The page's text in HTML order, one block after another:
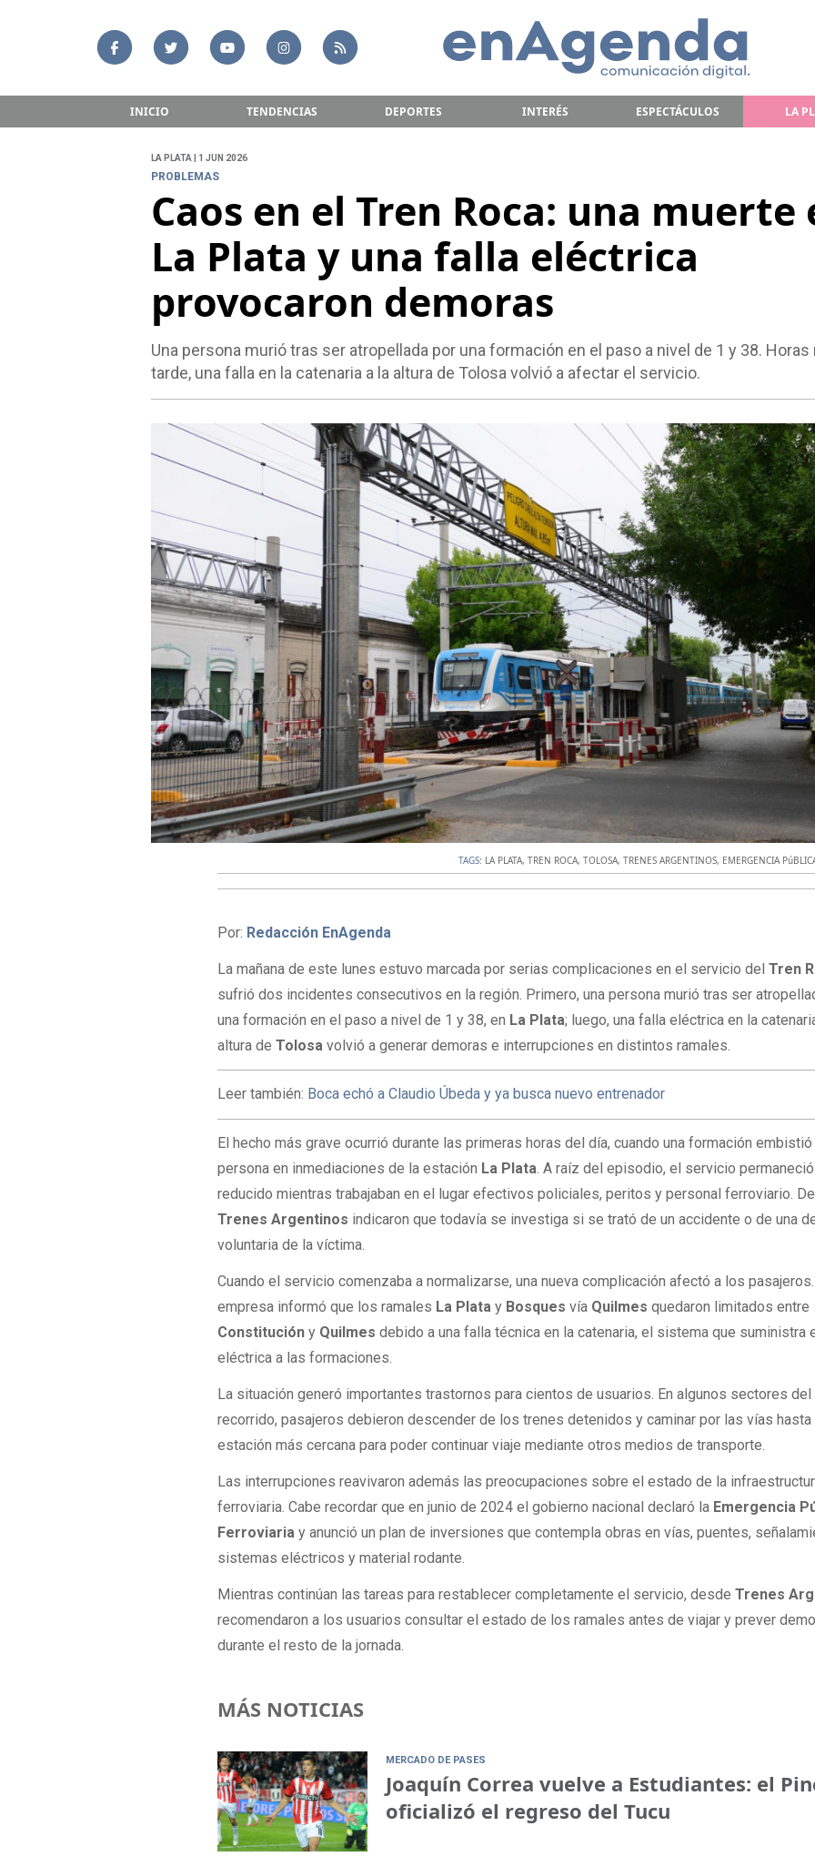
INICIO TENDENCIAS DEPORTES INTERÉS ESPECTÁCULOS LA
LA PLATA | 1 JUN 2026
PROBLEMAS
Caos en el Tren Roca: una muerte
La Plata y una falla eléctrica
provocaron demoras
Una persona murió tras ser atropellada por una formación en el paso a nivel de 1 y 38. Horas
tarde, una falla en la catenaria a la altura de Tolosa volvió a afectar el servicio.
TAGS: LA PLATA,TREN ROCA,TOLOSA,TRENES ARGENTINOS, EMERGENCIA
Por: Redacción EnAgenda
La mañana de este lunes estuvo marcada por serias complicaciones en el servicio delTren
sufrió dos incidentes consecutivos en la región. Primero, una persona murió tras ser
una formación en el paso a nivel de 1 y 38, en La Plata; luego, una falla eléctrica en la
altura deTolosavolvió a generar demoras e interrupciones en distintos ramales.
Leer también: Boca echó a Claudio Úbeda y ya busca nuevo entrenador
El hecho más grave ocurrió durante las primeras horas del día, cuando una formación embistió
persona en inmediaciones de la estación La Plata . A raíz del episodio, el servicio permaneció
reducido mientras trabajaban en el lugar efectivos policiales, peritos y personal ferroviario.
Trenes Argentinos indicaron que todavía se investiga si se trató de un accidente o de una
voluntaria de la víctima.
Cuando el servicio comenzaba a normalizarse, una nueva complicación afectó a los
empresa informó que los ramales La Plata y Bosquesvía Quilmesquedaron limitados entre
Constitucióny Quilmesdebido a una falla técnica en la catenaria, el sistema que suministra
eléctrica a las formaciones.
La situación generó importantes trastornos para cientos de usuarios. En algunos sectores del
recorrido, pasajeros debieron descender de los trenes detenidos y caminar por las vías hasta
estación más cercana para poder continuar viaje mediante otros medios de transporte.
Las interrupciones reavivaron además las preocupaciones sobre el estado de la
ferroviaria. Cabe recordar que en junio de 2024 el gobierno nacional declaró la Emergencia
Ferroviaria y anunció un plan de inversiones que contempla obras en vías, puentes,
sistemas eléctricos y material rodante.
Mientras continúan las tareas para restablecer completamente el servicio, desdeTrenes
recomendaron a los usuarios consultar el estado de los ramales antes de viajar y prever
durante el resto de la jornada.
MÁS NOTICIAS
MERCADO DE PASES
Joaquín Correa vuelve a Estudiantes: el
oficializó el regreso del Tucu